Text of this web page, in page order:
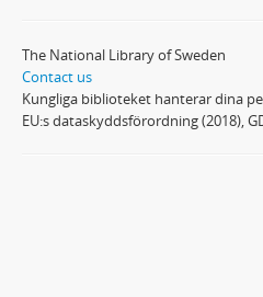
The National Library of Sweden
Contact us
Kungliga biblioteket hanterar dina
EU:s dataskyddsförordning (2018),